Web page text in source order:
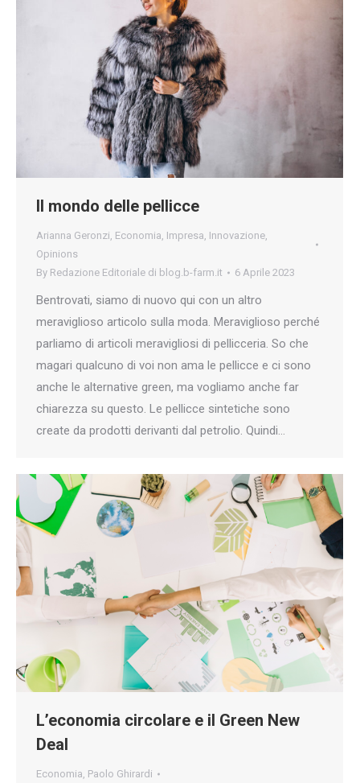
Il mondo delle pellicce
Arianna Geronzi, Economia, Impresa, Innovazione,
Opinions
By Redazione Editoriale di blog.b-farm.it 6 Aprile 2023
Bentrovati, siamo di nuovo qui con un altro
meraviglioso articolo sulla moda. Meraviglioso perché
parliamo di articoli meravigliosi di pellicceria. So che
magari qualcuno di voi non ama le pellicce e ci sono
anche le alternative green, ma vogliamo anche far
chiarezza su questo. Le pellicce sintetiche sono
create da prodotti derivanti dal petrolio. Quindi…
L’economia circolare e il Green New
Deal
Economia, Paolo Ghirardi